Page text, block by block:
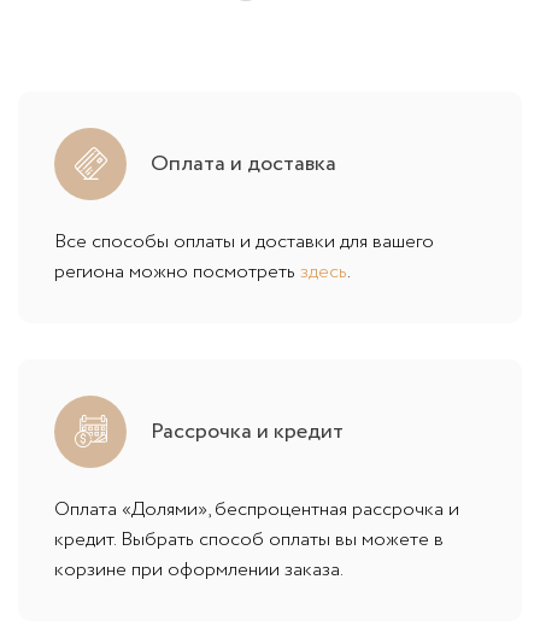
Оплата и доставка
Все способы оплаты и доставки для вашего
региона можно посмотреть здесь.
Рассрочка и кредит
Оплата «Долями», беспроцентная рассрочка и
кредит. Выбрать способ оплаты вы можете в
корзине при оформлении заказа.